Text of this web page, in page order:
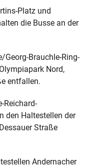
Platz und
die Busse an der
Brauchle-Ring-
Nord,
entfallen.
Reichard-
den Haltestellen der
Straße
Andernacher